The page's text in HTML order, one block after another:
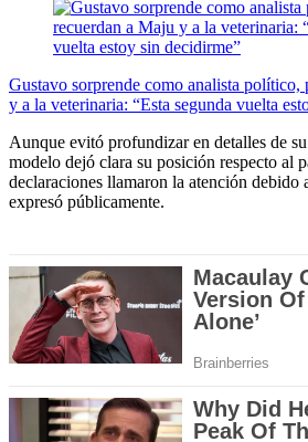
Gustavo sorprende como analista político,
y a la veterinaria: “Esta segunda vuelta
Aunque evitó profundizar en detalles de
modelo dejó clara su posición respecto al
declaraciones llamaron la atención debido
expresó públicamente.